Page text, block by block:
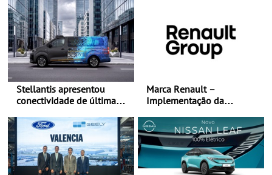
Stellantis apresentou
conectividade de última
Ready™ na Move 2026,
em Londres
Marca Renault –
Implementação da
combinando crescimento,
eletrificação e criação de
valor